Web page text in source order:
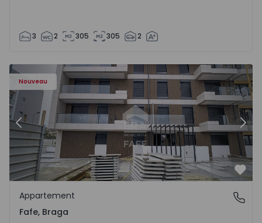
3 2 305 305 2
Nouveau
Précédent
Fafe, Braga
Appartement
Fafe, Braga